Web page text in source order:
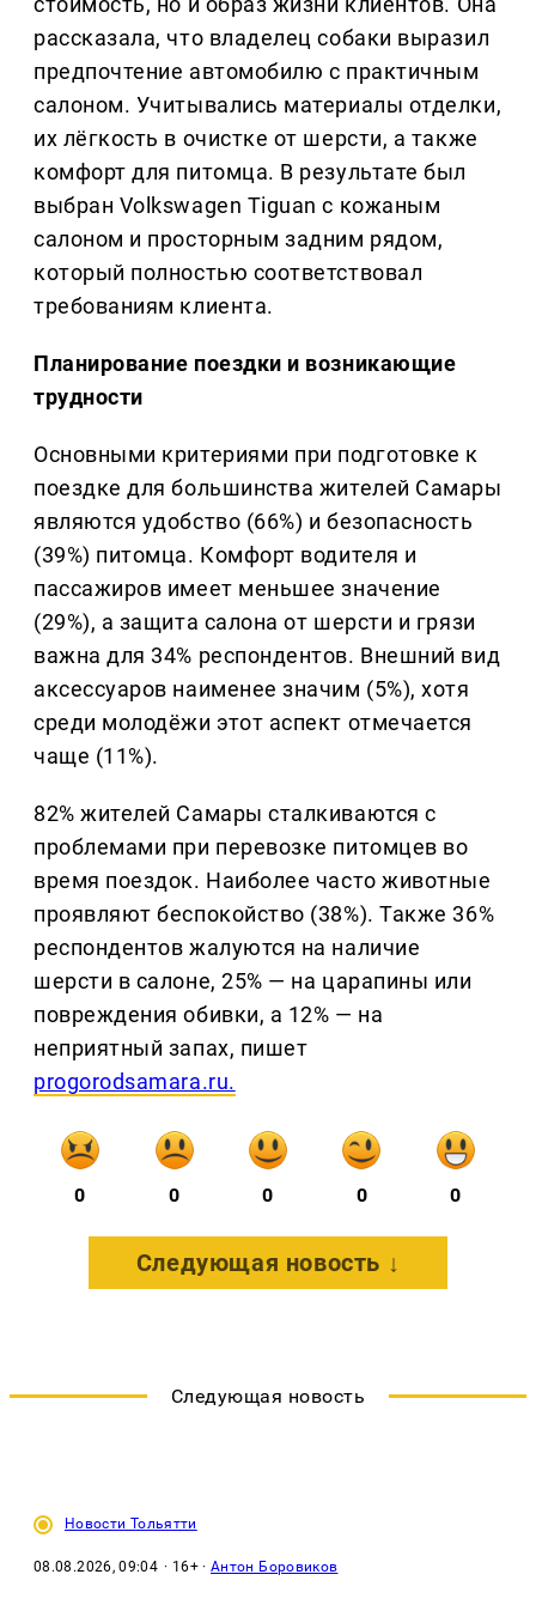
рассказала, что владелец собаки выразил
предпочтение автомобилю с практичным
салоном. Учитывались материалы отделки,
их лёгкость в очистке от шерсти, а также
комфорт для питомца. В результате был
выбран Volkswagen Tiguan с кожаным
салоном и просторным задним рядом,
который полностью соответствовал
требованиям клиента.
Планирование поездки и возникающие
трудности
Основными критериями при подготовке к
поездке для большинства жителей Самары
являются удобство (66%) и безопасность
(39%) питомца. Комфорт водителя и
пассажиров имеет меньшее значение
(29%), а защита салона от шерсти и грязи
важна для 34% респондентов. Внешний вид
аксессуаров наименее значим (5%), хотя
среди молодёжи этот аспект отмечается
чаще (11%).
82% жителей Самары сталкиваются с
проблемами при перевозке питомцев во
время поездок. Наиболее часто животные
проявляют беспокойство (38%). Также 36%
респондентов жалуются на наличие
шерсти в салоне, 25% — на царапины или
повреждения обивки, а 12% — на
неприятный запах, пишет
progorodsamara.ru.
0 0 0 0 0
Следующая новость ↓
Следующая новость
Новости Тольятти
08.08.2026, 09:04 · 16+ ·Антон Боровиков